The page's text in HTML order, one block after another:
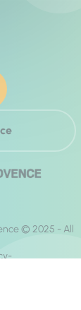
© 2025 - All